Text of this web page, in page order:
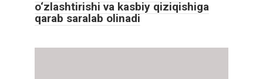
o‘zlashtirishi va kasbiy qiziqishiga
qarab saralab olinadi